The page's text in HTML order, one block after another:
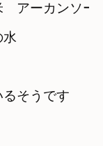
アーカンソー
水
そうです